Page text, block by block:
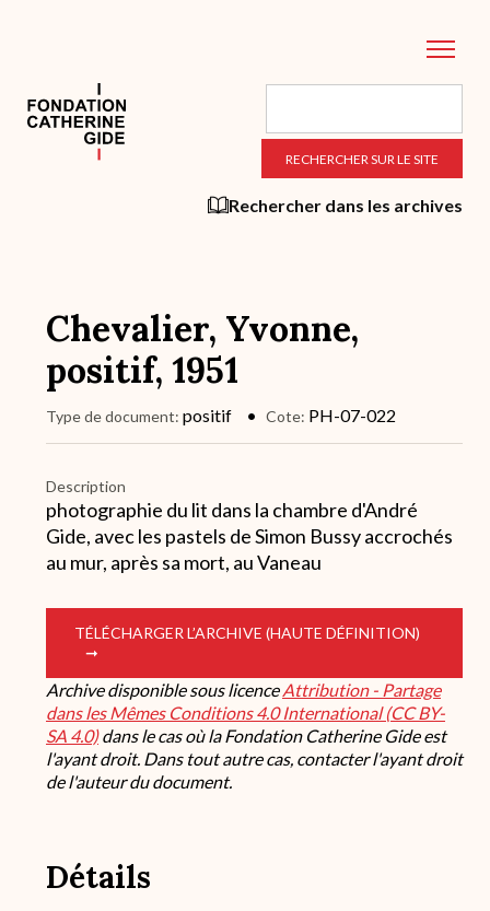
principal
Rechercher dans les archives
Chevalier, Yvonne,
positif, 1951
Type de document positif Cote PH-07-022
Description
photographie du lit dans la chambre d'André
Gide, avec les pastels de Simon Bussy accrochés
au mur, après sa mort, au Vaneau
TÉLÉCHARGER L’ARCHIVE (HAUTE DÉFINITION)
Archive disponible sous licenceAttribution - Partage
dans les Mêmes Conditions 4.0 International (CC BY-
SA 4.0)dans le cas où la Fondation Catherine Gide est
l'ayant droit. Dans tout autre cas, contacter l'ayant droit
de l'auteur du document.
Détails